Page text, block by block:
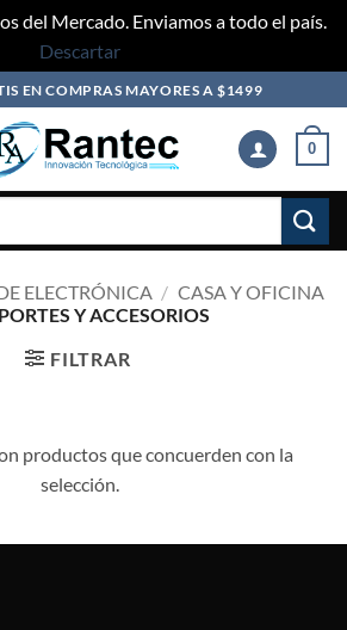
del Mercado. Enviamos a todo el país.
Descartar
EN COMPRAS MAYORES A $1499
0
ELECTRÓNICA / CASA Y OFICINA
Y ACCESORIOS
FILTRAR
productos que concuerden con la
selección.